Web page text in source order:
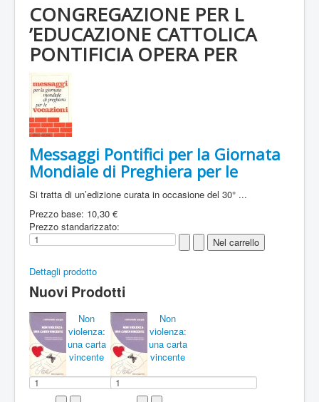
CONGREGAZIONE PER L
’EDUCAZIONE CATTOLICA
PONTIFICIA OPERA PER
Messaggi Pontifici per la Giornata
Mondiale di Preghiera per le
Si tratta di un’edizione curata in occasione del 30° ...
Prezzo base: 10,30 €
Prezzo standarizzato:
Dettagli prodotto
Nuovi Prodotti
Non
violenza:
una carta
vincente
Non
violenza:
una carta
vincente